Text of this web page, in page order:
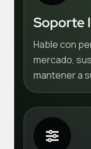
Soporte
Hable con
mercado,
mantener a